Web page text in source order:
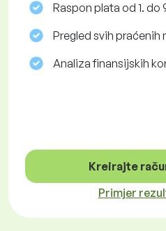
Raspon plata od 1. do
Pregled svih praćenih
Analiza finansijskih
Kreirajte
Primjer